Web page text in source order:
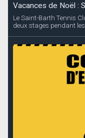
Vacances de Noël :
Le Saint-Barth Tennis
deux stages pendant